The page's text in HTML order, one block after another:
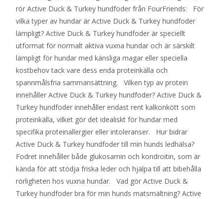
rör Active Duck & Turkey hundfoder från FourFriends: För
vilka typer av hundar är Active Duck & Turkey hundfoder
lämpligt? Active Duck & Turkey hundfoder är speciellt
utformat för normalt aktiva vuxna hundar och är särskilt
lämpligt för hundar med känsliga magar eller speciella
kostbehov tack vare dess enda proteinkälla och
spannmålsfria sammansättning. Vilken typ av protein
innehåller Active Duck & Turkey hundfoder? Active Duck &
Turkey hundfoder innehåller endast rent kalkonkött som
proteinkälla, vilket gör det idealiskt för hundar med
specifika proteinallergier eller intoleranser. Hur bidrar
Active Duck & Turkey hundfoder till min hunds ledhälsa?
Fodret innehåller både glukosamin och kondroitin, som är
kända för att stödja friska leder och hjälpa till att bibehålla
rörligheten hos vuxna hundar. Vad gör Active Duck &
Turkey hundfoder bra för min hunds matsmältning? Active